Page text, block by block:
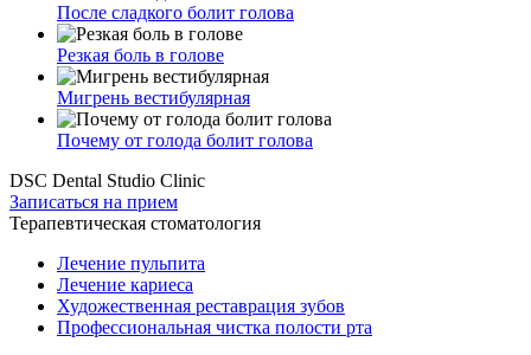
После сладкого болит голова
Резкая боль в голове
Мигрень вестибулярная
Почему от голода болит голова
DSC Dental Studio Clinic
Записаться на прием
Терапевтическая стоматология
Лечение пульпита
Лечение кариеса
Художественная реставрация зубов
Профессиональная чистка полости рта